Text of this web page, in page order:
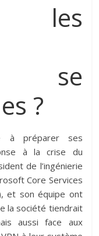
les
se
?
à préparer ses
à la crise du
de l’ingénierie
Core Services
et son équipe ont
la société tiendrait
aussi face aux